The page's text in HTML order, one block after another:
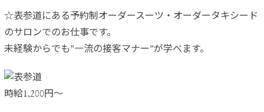
☆表参道にある予約制オーダースーツ・オーダータキシード
のサロンでのお仕事です。
未経験からでも”一流の接客マナー”が学べます。
時給1,200円〜